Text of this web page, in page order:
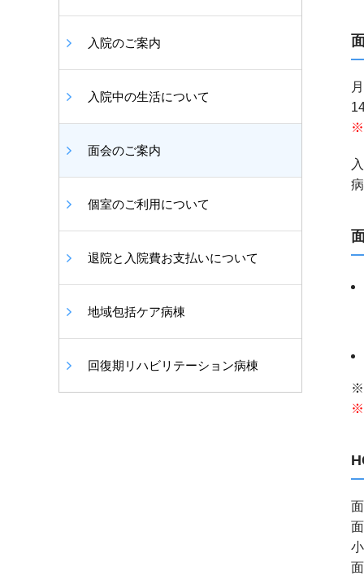
※
※
※
入院のご案内
入院中の生活について
面会のご案内
個室のご利用について
退院と入院費お支払いについて
地域包括ケア病棟
回復期リハビリテーション病棟